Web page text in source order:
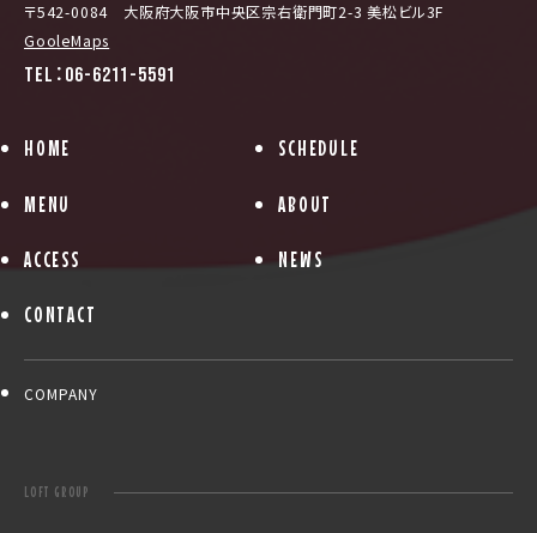
〒542-0084 大阪府大阪市中央区宗右衛門町2-3 美松ビル3F
GooleMaps
TEL：06-6211-5591
HOME SCHEDULE
MENU ABOUT
ACCESS NEWS
CONTACT
COMPANY
LOFT GROUP